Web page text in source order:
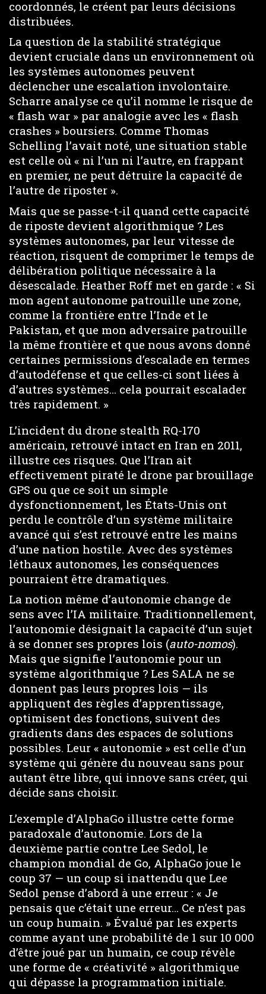
coordonnés, le créent par leurs décisions
distribuées.
La question de la stabilité stratégique
devient cruciale dans un environnement où
les systèmes autonomes peuvent
déclencher une escalation involontaire.
Scharre analyse ce qu’il nomme le risque de
« flash war » par analogie avec les « flash
crashes » boursiers. Comme Thomas
Schelling l’avait noté, une situation stable
est celle où « ni l’un ni l’autre, en frappant
en premier, ne peut détruire la capacité de
l’autre de riposter ».
Mais que se passe-t-il quand cette capacité
de riposte devient algorithmique ? Les
systèmes autonomes, par leur vitesse de
réaction, risquent de comprimer le temps de
délibération politique nécessaire à la
désescalade. Heather Roff met en garde : « Si
mon agent autonome patrouille une zone,
comme la frontière entre l’Inde et le
Pakistan, et que mon adversaire patrouille
la même frontière et que nous avons donné
certaines permissions d’escalade en termes
d’autodéfense et que celles-ci sont liées à
d’autres systèmes… cela pourrait escalader
très rapidement. »
L’incident du drone stealth RQ-170
américain, retrouvé intact en Iran en 2011,
illustre ces risques. Que l’Iran ait
effectivement piraté le drone par brouillage
GPS ou que ce soit un simple
dysfonctionnement, les États-Unis ont
perdu le contrôle d’un système militaire
avancé qui s’est retrouvé entre les mains
d’une nation hostile. Avec des systèmes
léthaux autonomes, les conséquences
pourraient être dramatiques.
La notion même d’autonomie change de
sens avec l’IA militaire. Traditionnellement,
l’autonomie désignait la capacité d’un sujet
à se donner ses propres lois (auto-nomos).
Mais que signifie l’autonomie pour un
système algorithmique ? Les SALA ne se
donnent pas leurs propres lois — ils
appliquent des règles d’apprentissage,
optimisent des fonctions, suivent des
gradients dans des espaces de solutions
possibles. Leur « autonomie » est celle d’un
système qui génère du nouveau sans pour
autant être libre, qui innove sans créer, qui
décide sans choisir.
L’exemple d’AlphaGo illustre cette forme
paradoxale d’autonomie. Lors de la
deuxième partie contre Lee Sedol, le
champion mondial de Go, AlphaGo joue le
coup 37 — un coup si inattendu que Lee
Sedol pense d’abord à une erreur : « Je
pensais que c’était une erreur… Ce n’est pas
un coup humain. » Évalué par les experts
comme ayant une probabilité de 1 sur 10 000
d’être joué par un humain, ce coup révèle
une forme de « créativité » algorithmique
qui dépasse la programmation initiale.